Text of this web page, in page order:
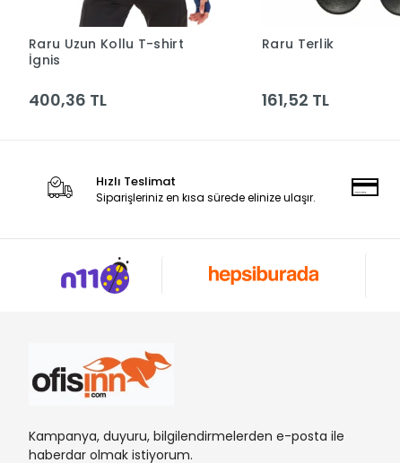
Sepete Ekle
Raru Uzun Kollu T-shirt
İgnis
400,36 TL
Raru Terlik
161,52 TL
Hızlı Teslimat
Siparişleriniz en kısa sürede elinize ulaşır.
Kampanya, duyuru, bilgilendirmelerden e-posta ile
haberdar olmak istiyorum.